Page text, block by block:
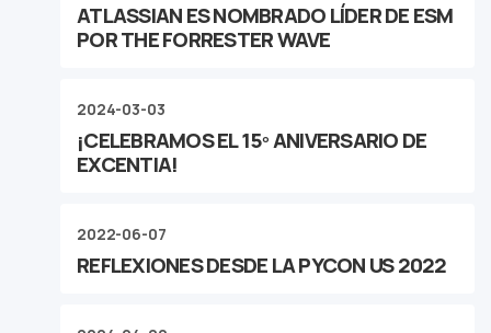
ATLASSIAN ES NOMBRADO LÍDER DE ESM
POR THE FORRESTER WAVE
2024-03-03
¡CELEBRAMOS EL 15º ANIVERSARIO DE
EXCENTIA!
2022-06-07
REFLEXIONES DESDE LA PYCON US 2022